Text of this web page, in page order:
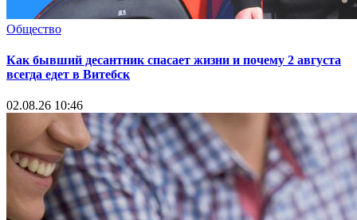
Общество
Как бывший десантник спасает жизни и почему 2 августа
всегда едет в Витебск
02.08.26 10:46